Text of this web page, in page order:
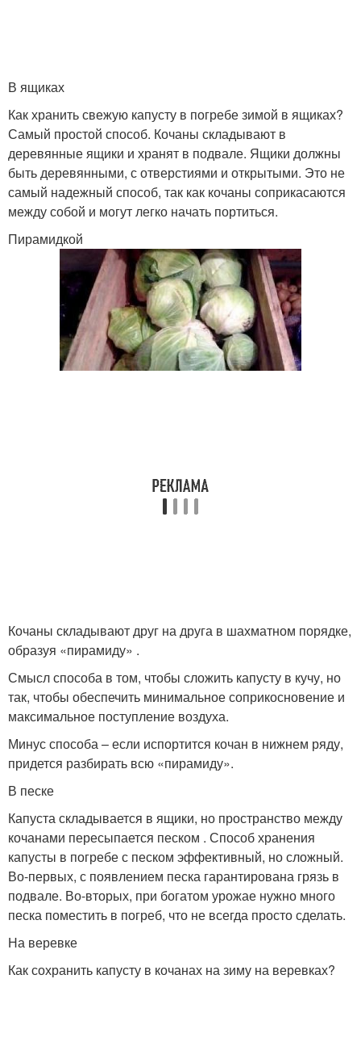
В ящиках
Как хранить свежую капусту в погребе зимой в ящиках?
Самый простой способ. Кочаны складывают в
деревянные ящики и хранят в подвале. Ящики должны
быть деревянными, с отверстиями и открытыми. Это не
самый надежный способ, так как кочаны соприкасаются
между собой и могут легко начать портиться.
Пирамидкой
Кочаны складывают друг на друга в шахматном порядке,
образуя «пирамиду» .
Смысл способа в том, чтобы сложить капусту в кучу, но
так, чтобы обеспечить минимальное соприкосновение и
максимальное поступление воздуха.
Минус способа – если испортится кочан в нижнем ряду,
придется разбирать всю «пирамиду».
В песке
Капуста складывается в ящики, но пространство между
кочанами пересыпается песком . Способ хранения
капусты в погребе с песком эффективный, но сложный.
Во-первых, с появлением песка гарантирована грязь в
подвале. Во-вторых, при богатом урожае нужно много
песка поместить в погреб, что не всегда просто сделать.
На веревке
Как сохранить капусту в кочанах на зиму на веревках?